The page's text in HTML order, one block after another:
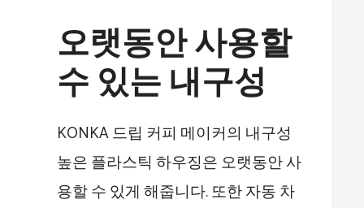
오랫동안 사용할
수 있는 내구성
KONKA 드립 커피 메이커의 내구성
높은 플라스틱 하우징은 오랫동안 사
용할 수 있게 해줍니다. 또한 자동 차